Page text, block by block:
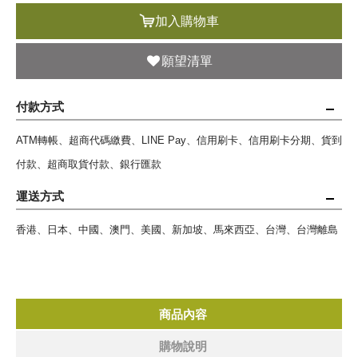
加入購物車
願望清單
付款方式
ATM轉帳、超商代碼繳費、LINE Pay、信用刷卡、信用刷卡分期、貨到
付款、超商取貨付款、銀行匯款
運送方式
香港、日本、中國、澳門、美國、新加坡、馬來西亞、台灣、台灣離島
商品內容
購物說明